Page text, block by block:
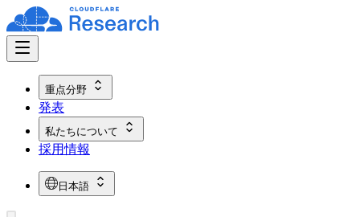
重点分野
発表
私たちについて
採用情報
日本語